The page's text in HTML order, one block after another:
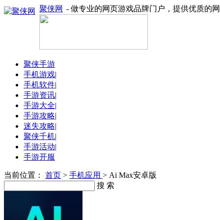
聚侠网 - 做专业的网页游戏品牌门户，提供优质的
聚侠手游
手机游戏|
手机软件|
手游资讯|
手游大全|
手游攻略|
迷失攻略|
聚侠千机|
手游活动|
手游开服
当前位置： 首页 > 手机应用 > Ai Max安卓版
搜 索